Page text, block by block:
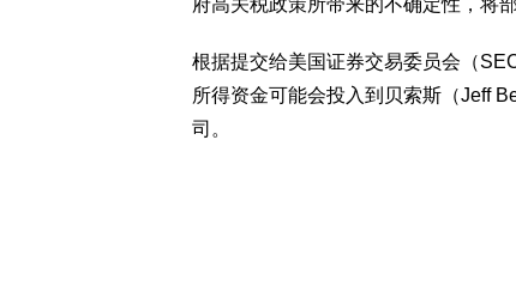
府高关税政策所带来的不确定性，将
根据提交给美国证券交易委员会（
所得资金可能会投入到贝索斯（Jeff
司。